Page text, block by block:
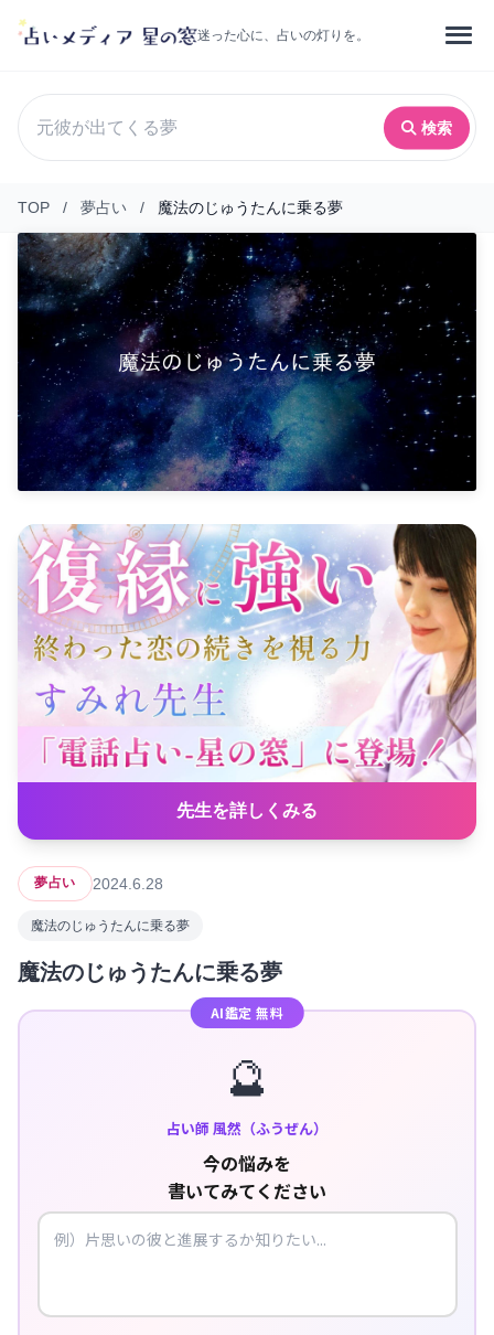
迷った心に、占いの灯りを。
検索
TOP / 夢占い / 魔法のじゅうたんに乗る夢
先生を詳しくみる
夢占い 2024.6.28
魔法のじゅうたんに乗る夢
魔法のじゅうたんに乗る夢
AI鑑定 無料
🔮
占い師 風然（ふうぜん）
今の悩みを
書いてみてください